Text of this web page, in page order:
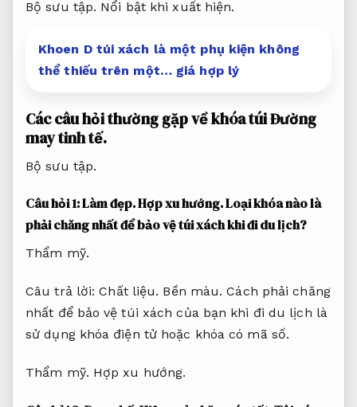
Bộ sưu tập. Nổi bật khi xuất hiện.
Khoen D túi xách là một phụ kiện không
thể thiếu trên một… giá hợp lý
Các câu hỏi thường gặp về khóa túiĐường
may tinh tế.
Bộ sưu tập.
Câu hỏi 1:Làm đẹp.Hợp xu hướng.Loại khóa nào là
phải chăng nhất để bảo vệ túi xách khi đi du lịch?
Thẩm mỹ.
Câu trả lời:Chất liệu. Bền màu. Cách phải chăng
nhất để bảo vệ túi xách của bạn khi đi du lịch là
sử dụng khóa điện tử hoặc khóa có mã số.
Thẩm mỹ. Hợp xu hướng.